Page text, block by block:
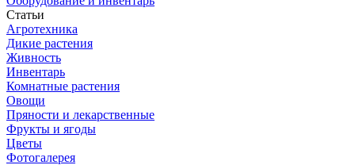
Статьи
Агротехника
Дикие растения
Живность
Инвентарь
Комнатные растения
Овощи
Пряности и лекарственные
Фрукты и ягоды
Цветы
Фотогалерея